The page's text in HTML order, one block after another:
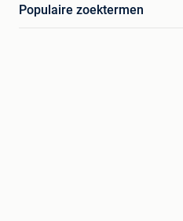
Populaire zoektermen